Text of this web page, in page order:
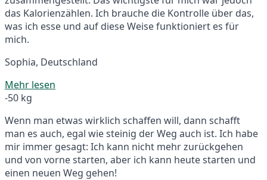
das Kalorienzählen. Ich brauche die Kontrolle über das,
was ich esse und auf diese Weise funktioniert es für
mich.
Sophia, Deutschland
Mehr lesen
-50 kg
Wenn man etwas wirklich schaffen will, dann schafft
man es auch, egal wie steinig der Weg auch ist. Ich habe
mir immer gesagt: Ich kann nicht mehr zurückgehen
und von vorne starten, aber ich kann heute starten und
einen neuen Weg gehen!